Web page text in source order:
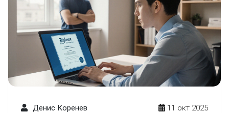
Денис Коренев 11 окт 2025